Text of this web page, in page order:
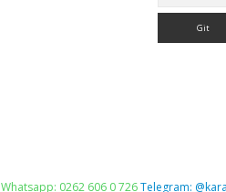
Whatsapp: 0262 606 0 726Telegram: